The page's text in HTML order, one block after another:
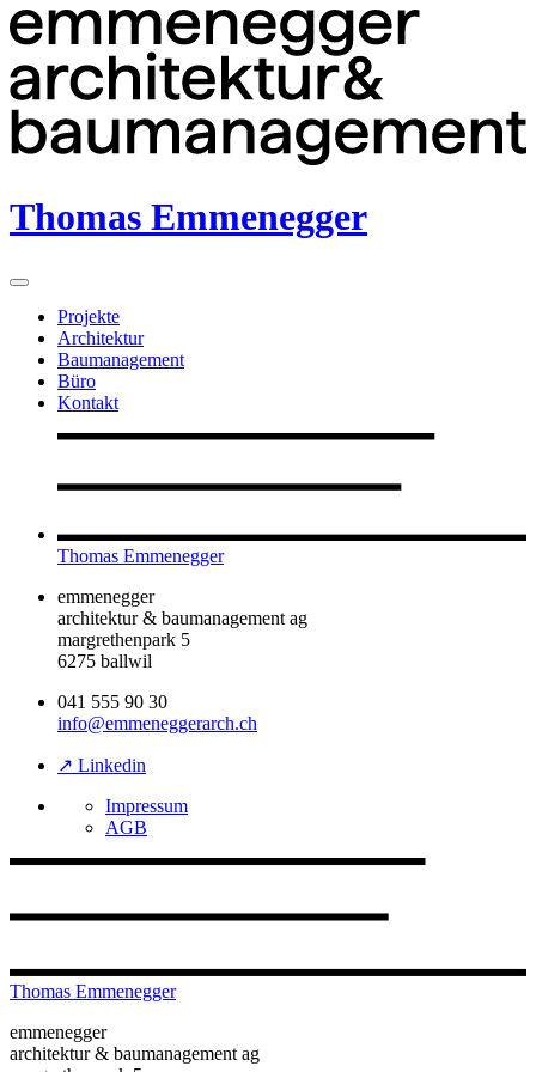
Thomas Emmenegger
Projekte
Architektur
Baumanagement
Büro
Kontakt
Thomas Emmenegger
emmenegger
architektur & baumanagement ag
margrethenpark 5
6275 ballwil
041 555 90 30
info@emmeneggerarch.ch
↗ Linkedin
Impressum
AGB
Thomas Emmenegger
emmenegger
architektur & baumanagement ag